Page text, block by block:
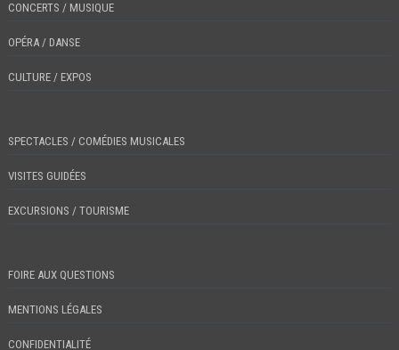
CONCERTS / MUSIQUE
OPÉRA / DANSE
CULTURE / EXPOS
SPECTACLES / COMÉDIES MUSICALES
VISITES GUIDÉES
EXCURSIONS / TOURISME
FOIRE AUX QUESTIONS
MENTIONS LÉGALES
CONFIDENTIALITÉ